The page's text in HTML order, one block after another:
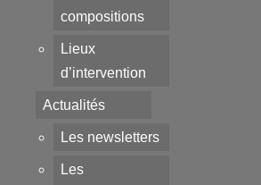
compositions
Lieux
d’intervention
Actualités
Les newsletters
Les